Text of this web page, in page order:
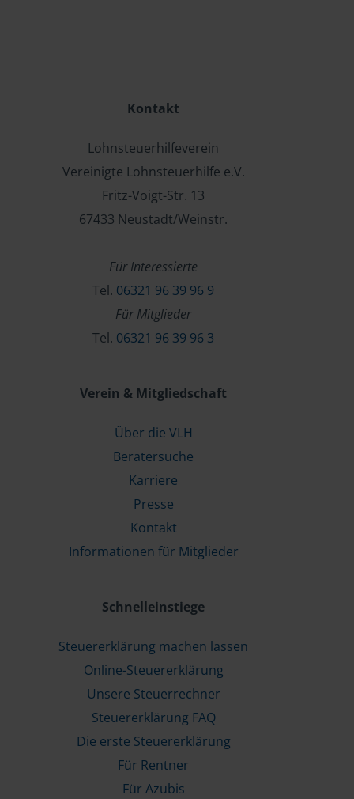
Kontakt
Lohnsteuerhilfeverein
Vereinigte Lohnsteuerhilfe e.V.
Fritz-Voigt-Str. 13
67433 Neustadt/Weinstr.
Für Interessierte
Tel. 06321 96 39 96 9
Für Mitglieder
Tel. 06321 96 39 96 3
Verein & Mitgliedschaft
Über die VLH
Beratersuche
Karriere
Presse
Kontakt
Informationen für Mitglieder
Schnelleinstiege
Steuererklärung machen lassen
Online-Steuererklärung
Unsere Steuerrechner
Steuererklärung FAQ
Die erste Steuererklärung
Für Rentner
Für Azubis